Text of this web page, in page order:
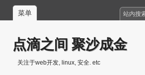
菜单
点滴之间 聚沙成金
关注于web开发, linux, 安全. etc